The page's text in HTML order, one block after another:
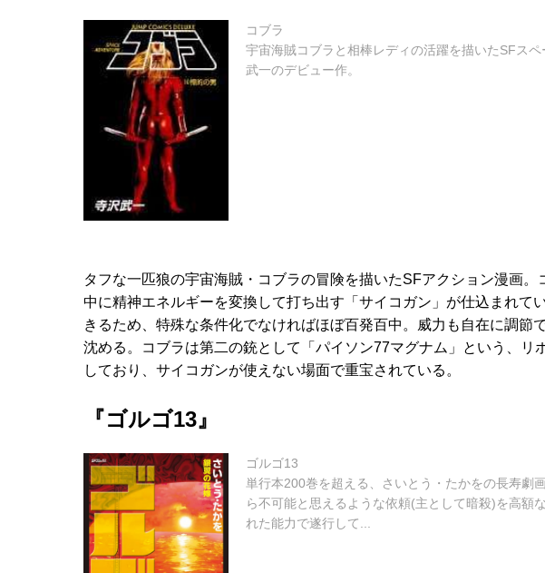
コブラ
宇宙海賊コブラと相棒レディの活躍を描いたSFス
武一のデビュー作。
タフな一匹狼の宇宙海賊・コブラの冒険を描いたSFアクション漫画
中に精神エネルギーを変換して打ち出す「サイコガン」が仕込まれて
きるため、特殊な条件化でなければほぼ百発百中。威力も自在に調節
沈める。コブラは第二の銃として「パイソン77マグナム」という、リ
しており、サイコガンが使えない場面で重宝されている。
『ゴルゴ13』
ゴルゴ13
単行本200巻を超える、さいとう・たかをの長寿劇
ら不可能と思えるような依頼(主として暗殺)を高額
れた能力で遂行して...